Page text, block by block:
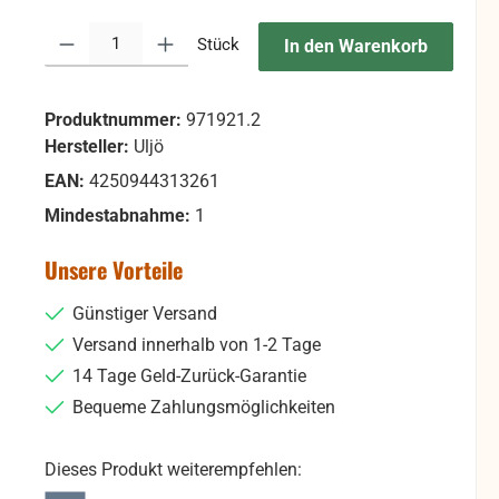
Produkt Anzahl: Gib den gewünschten Wert ein oder benutze
Stück In den Warenkorb
Produktnummer: 971921.2
Hersteller: Uljö
EAN: 4250944313261
Mindestabnahme: 1
Unsere Vorteile
Günstiger Versand
Versand innerhalb von 1-2 Tage
14 Tage Geld-Zurück-Garantie
Bequeme Zahlungsmöglichkeiten
Dieses Produkt weiterempfehlen: